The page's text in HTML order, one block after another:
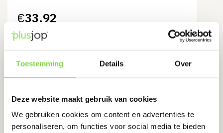
Toestemming Details Over
Deze website maakt gebruik van cookies
We gebruiken cookies om content en advertenties te
personaliseren, om functies voor social media te bieden
€33.92
Houtdraadbout 8x140mm | DIN
Levertijd: 7 werkdagen